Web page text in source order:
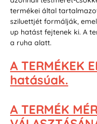
termékei által
sziluettjét formálják,
up hatást fejtenek ki. A
a ruha alatt.
A TERMÉKEK
hatásúak.
A TERMÉK